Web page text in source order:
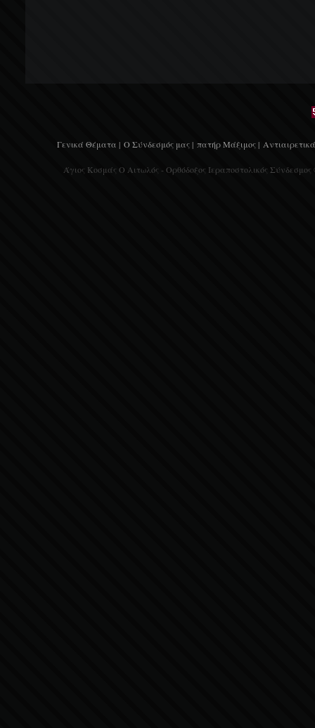
Γενικά Θέματα | Ο Σύνδεσμός μας | πατήρ Μάξιμος |
Άγιος Κοσμάς Ο Αιτωλός - Ορθόδοξος Ιεραποστολικός